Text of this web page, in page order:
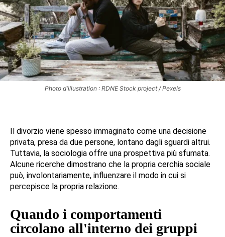
Photo d'illustration : RDNE Stock project / Pexels
Il divorzio viene spesso immaginato come una decisione
privata, presa da due persone, lontano dagli sguardi altrui.
Tuttavia, la sociologia offre una prospettiva più sfumata.
Alcune ricerche dimostrano che la propria cerchia sociale
può, involontariamente, influenzare il modo in cui si
percepisce la propria relazione.
Quando i comportamenti
circolano all'interno dei gruppi